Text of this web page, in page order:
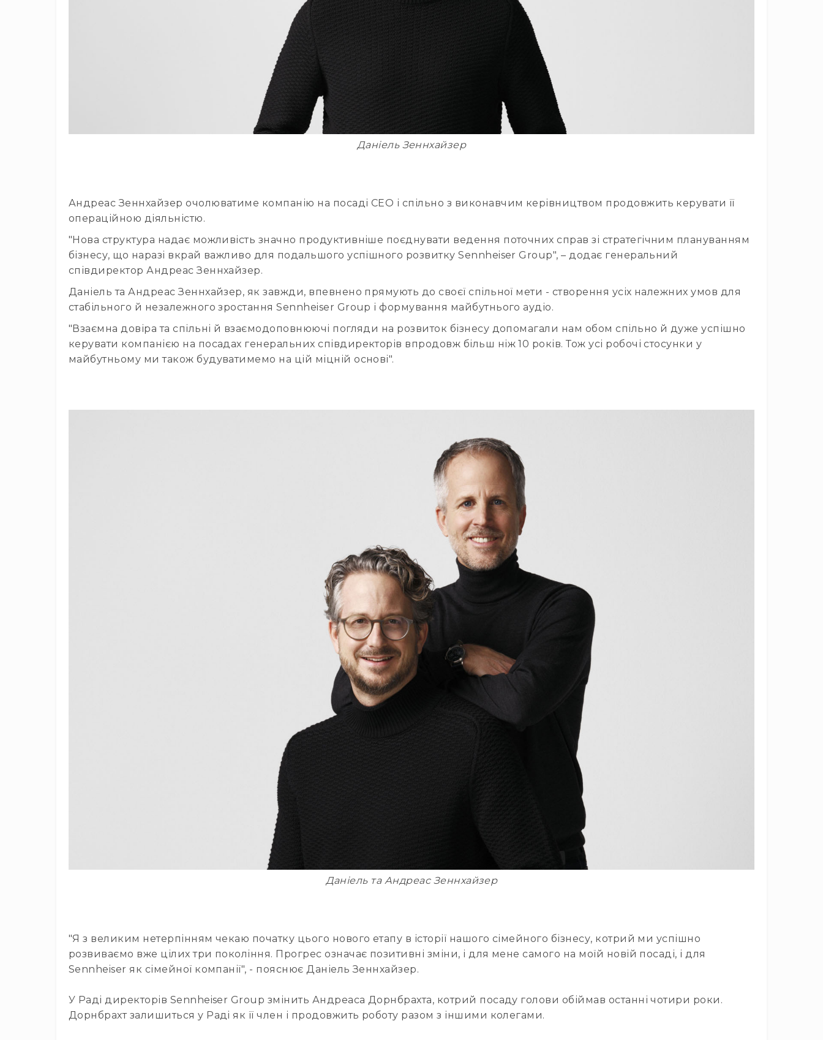
Даніель Зеннхайзер
Андреас Зеннхайзер очолюватиме компанію на посаді CEO і спільно з виконавчим керівництвом продовжить керувати її
операційною діяльністю.
"Нова структура надає можливість значно продуктивніше поєднувати ведення поточних справ зі стратегічним плануванням
бізнесу, що наразі вкрай важливо для подальшого успішного розвитку Sennheiser Group", – додає генеральний
співдиректор Андреас Зеннхайзер.
Даніель та Андреас Зеннхайзер, як завжди, впевнено прямують до своєї спільної мети - створення усіх належних умов для
стабільного й незалежного зростання Sennheiser Group і формування майбутнього аудіо.
"Взаємна довіра та спільні й взаємодоповнюючі погляди на розвиток бізнесу допомагали нам обом спільно й дуже успішно
керувати компанією на посадах генеральних співдиректорів впродовж більш ніж 10 років. Тож усі робочі стосунки у
майбутньому ми також будуватимемо на цій міцній основі".
Даніель та Андреас Зеннхайзер
"Я з великим нетерпінням чекаю початку цього нового етапу в історії нашого сімейного бізнесу, котрий ми успішно
розвиваємо вже цілих три покоління. Прогрес означає позитивні зміни, і для мене самого на моїй новій посаді, і для
Sennheiser як сімейної компанії", - пояснює Даніель Зеннхайзер.
У Раді директорів Sennheiser Group змінить Андреаса Дорнбрахта, котрий посаду голови обіймав останні чотири роки.
Дорнбрахт залишиться у Раді як її член і продовжить роботу разом з іншими колегами.